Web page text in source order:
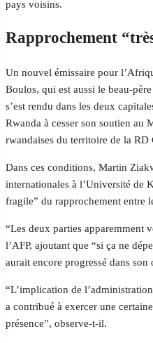
pays voisins.
Rapprochement
Un nouvel émissaire pour
Boulos, qui est aussi le beau-
s’est rendu dans les deux
Rwanda à cesser son soutien au
rwandaises du territoire de la RD
Dans ces conditions, Martin
internationales à l’Université de
fragile” du rapprochement entre
“Les deux parties apparemment
l’AFP, ajoutant que “si ça ne
aurait encore progressé dans son
“L’implication de
a contribué à exercer une
présence”, observe-t-il.